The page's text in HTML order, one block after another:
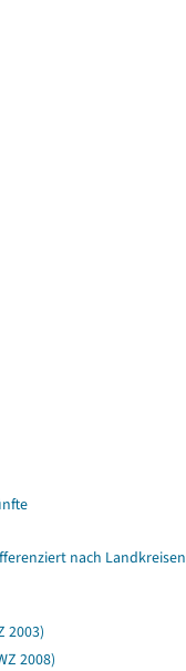
nach Landkreisen
2003)
2008)